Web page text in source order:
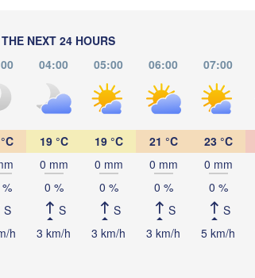
NEXT 24 HOURS
04:00 05:00 06:00 07:00
S
h
19 °C
0 mm
0 %
S
3 km/h
19 °C
0 mm
0 %
S
3 km/h
21 °C
0 mm
0 %
S
3 km/h
23 °C
0 mm
0 %
S
5 km/h
(Ufa)
Оренбург
(Sterlitamak)